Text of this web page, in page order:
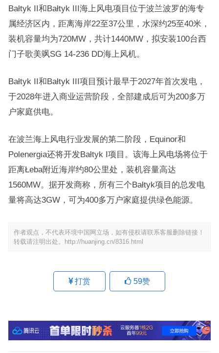
Bałtyk II和Bałtyk III海上风电项目位于波兰波罗的海专
属经济区内，距离海岸22至37公里，水深约25至40米，
装机容量均为720MW，共计1440MW，拟安装100台西
门子歌美飒SG 14-236 DD海上风机。
Bałtyk II和Bałtyk III项目预计最早于2027年首次发电，
于2028年进入商业运营阶段，全部建成后可为200多万
户家庭供电。
在波兰海上风电行业发展的第二阶段，Equinor和
Polenergia还将开发Bałtyk I项目。该海上风电场将位于
距离Łeba附近海岸约80公里处，装机容量高达
1560MW。据开发商称，所有三个Bałtyk项目的总发电
量将高达3GW，可为400多万户家庭提供绿色能源。
作者观点，不代表环境中国网立场，如有侵权请联系客服删除链接！
转载请注明出处。
http://huanjing.cn/8316.html
打赏 59赞